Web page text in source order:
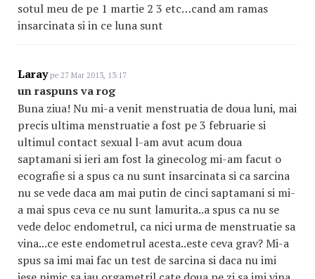
sotul meu de pe 1 martie 2 3 etc…cand am ramas
insarcinata si in ce luna sunt
Laraype 27 Mar 2013, 13:17
un raspuns va rog
Buna ziua! Nu mi-a venit menstruatia de doua luni, mai
precis ultima menstruatie a fost pe 3 februarie si
ultimul contact sexual l-am avut acum doua
saptamani si ieri am fost la ginecolog mi-am facut o
ecografie si a spus ca nu sunt insarcinata si ca sarcina
nu se vede daca am mai putin de cinci saptamani si mi-
a mai spus ceva ce nu sunt lamurita..a spus ca nu se
vede deloc endometrul, ca nici urma de menstruatie sa
vina...ce este endometrul acesta..este ceva grav? Mi-a
spus sa imi mai fac un test de sarcina si daca nu imi